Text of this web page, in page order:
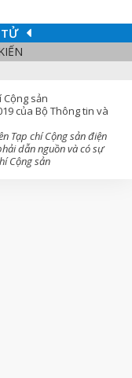
Cộng sản
của Bộ Thông tin và
Tạp chí Cộng sản điện
dẫn nguồn và có sự
Cộng sản